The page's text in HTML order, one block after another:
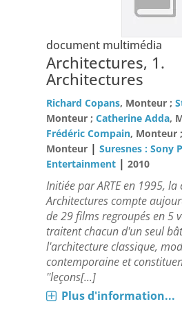
document multimédia
Architectures, 1.
Architectures
Richard Copans, Monteur ;
Monteur ;Catherine Adda,
Frédéric Compain, Monteur ;
Monteur |Suresnes : Sony
Entertainment |2010
Initiée par ARTE en 1995,
Architectures compte
de 29 films regroupés en 5
traitent chacun d'un seul
l'architecture classique,
contemporaine et
''leçons[...]
Plus d'information...